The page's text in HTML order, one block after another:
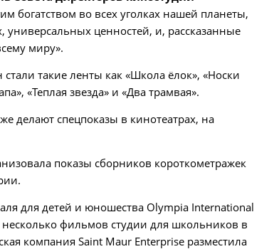
богатством во всех уголках нашей планеты,
ценностей, и, рассказанные
миру».
такие ленты как «Школа ёлок», «Носки
«Теплая звезда» и «Два трамвая».
делают спецпоказы в кинотеатрах, на
показы сборников короткометражек
для детей и юношества Olympia International
несколько фильмов студии для школьников в
компания Saint Maur Enterprise разместила